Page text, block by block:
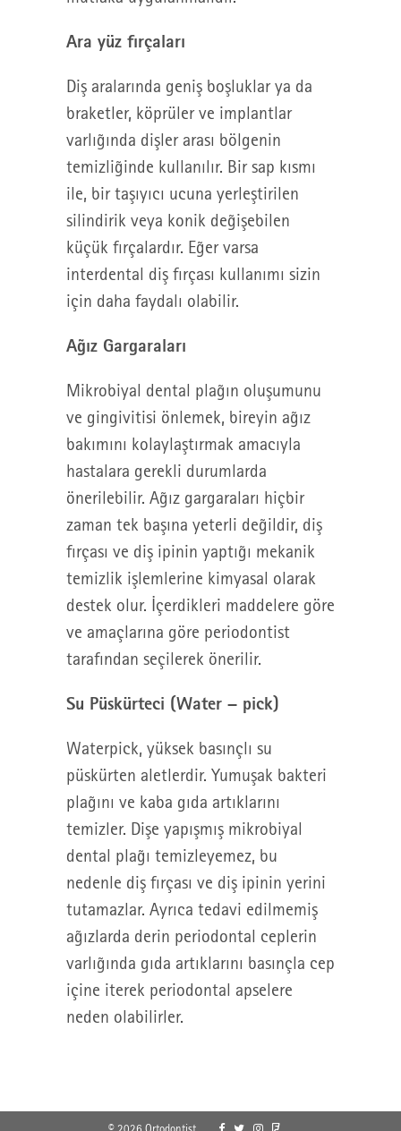
Ara yüz fırçaları
Diş aralarında geniş boşluklar ya da
braketler, köprüler ve implantlar
varlığında dişler arası bölgenin
temizliğinde kullanılır. Bir sap kısmı
ile, bir taşıyıcı ucuna yerleştirilen
silindirik veya konik değişebilen
küçük fırçalardır. Eğer varsa
interdental diş fırçası kullanımı sizin
için daha faydalı olabilir.
Ağız Gargaraları
Mikrobiyal dental plağın oluşumunu
ve gingivitisi önlemek, bireyin ağız
bakımını kolaylaştırmak amacıyla
hastalara gerekli durumlarda
önerilebilir. Ağız gargaraları hiçbir
zaman tek başına yeterli değildir, diş
fırçası ve diş ipinin yaptığı mekanik
temizlik işlemlerine kimyasal olarak
destek olur. İçerdikleri maddelere göre
ve amaçlarına göre periodontist
tarafından seçilerek önerilir.
Su Püskürteci (Water – pick)
Waterpick, yüksek basınçlı su
püskürten aletlerdir. Yumuşak bakteri
plağını ve kaba gıda artıklarını
temizler. Dişe yapışmış mikrobiyal
dental plağı temizleyemez, bu
nedenle diş fırçası ve diş ipinin yerini
tutamazlar. Ayrıca tedavi edilmemiş
ağızlarda derin periodontal ceplerin
varlığında gıda artıklarını basınçla cep
içine iterek periodontal apselere
neden olabilirler.